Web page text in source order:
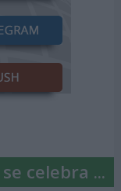
celebra ...